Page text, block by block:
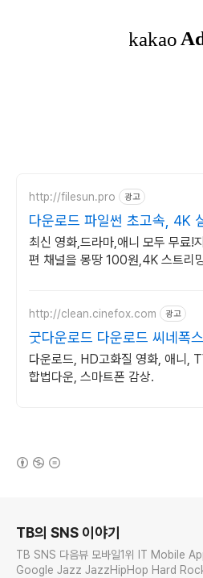
http://filesun.pro 광고
다운로드 파일썬 초고속, 4K
기!
최신 영화,드라마,애니 모두 무료!
편 채널을 몽땅 100원,4K 스트리
http://clean.cinefox.com 광고
굿다운로드 다운로드 씨네폭스
다운로드, HD고화질 영화, 애니,
합법다운, 스마트폰 감상.
TB의 SNS 이야기
TB SNS 다음뷰 모바일1위 IT Mobile
Google Jazz JazzHipHop Hard